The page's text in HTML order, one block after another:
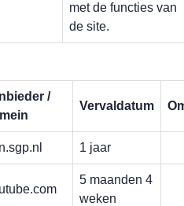
met de functies van
de site.
/
Vervaldatum
1 jaar
5 maanden 4
weken